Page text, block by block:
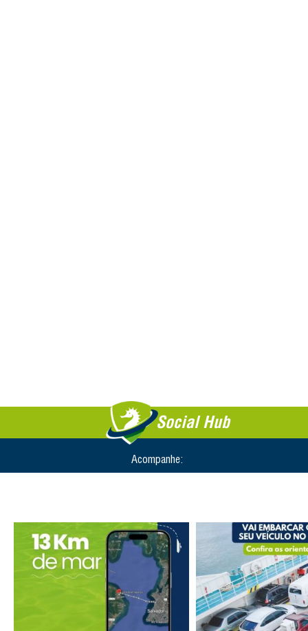
Social Hub
Acompanhe: